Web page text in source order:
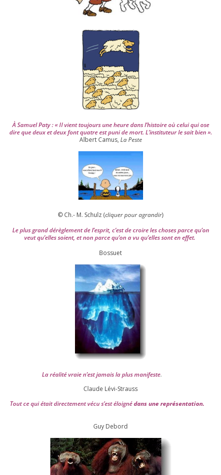
À Samuel Paty : « Il vient tou­jours une heure dans l’his­toire où celui qui ose
dire que deux et deux font quatre est puni de mort. L’instituteur le sait bien ».
Albert Camus, La Peste
© Ch.- M. Schulz (cli­quer pour agran­dir)
Le plus grand dérè­gle­ment de l’es­prit, c’est de croire les choses parce qu’on
veut qu’elles soient, et non parce qu’on a vu qu’elles sont en effet.
Bossuet
La réa­lité vraie n’est jamais la plus mani­feste.
Claude Lévi-Strauss
Tout ce qui était direc­te­ment vécu s’est éloi­gnédans une repré­sen­ta­tion.
Guy Debord